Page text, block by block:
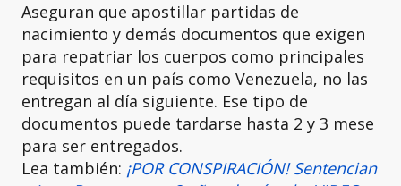
Aseguran que apostillar partidas de
nacimiento y demás documentos que exigen
para repatriar los cuerpos como principales
requisitos en un país como Venezuela, no las
entregan al día siguiente. Ese tipo de
documentos puede tardarse hasta 2 y 3 mese
para ser entregados.
Lea también: ¡POR CONSPIRACIÓN! Sentencian